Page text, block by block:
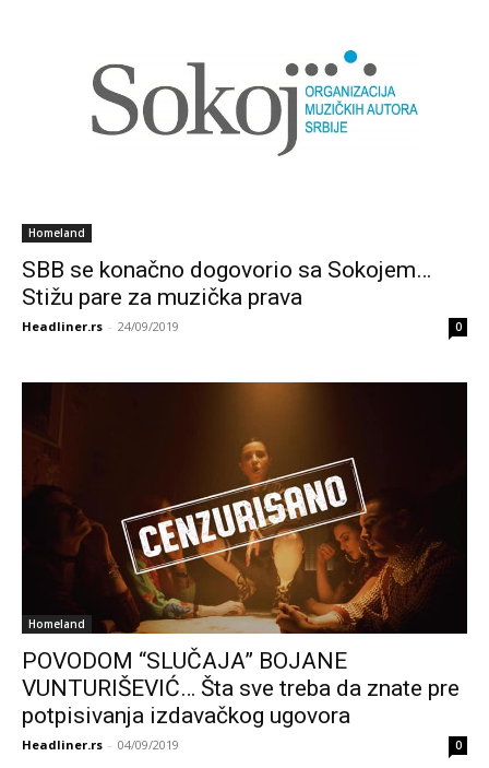
Homeland
SBB se konačno dogovorio sa Sokojem…
Stižu pare za muzička prava
Headliner.rs - 24/09/2019 0
Homeland
POVODOM “SLUČAJA” BOJANE
VUNTURIŠEVIĆ… Šta sve treba da znate pre
potpisivanja izdavačkog ugovora
Headliner.rs - 04/09/2019 0